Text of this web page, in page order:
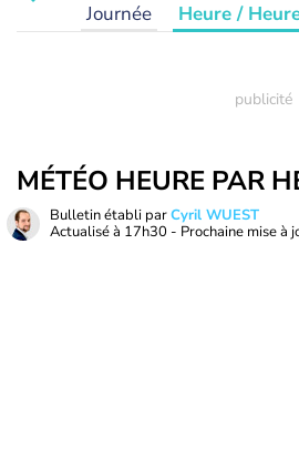
Journée Heure /
MÉTÉO HEURE PAR
Bulletin établi parCyril WUEST
Actualisé à 17h30 - Prochaine mise à